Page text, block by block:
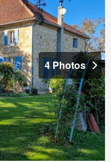
4 Photos